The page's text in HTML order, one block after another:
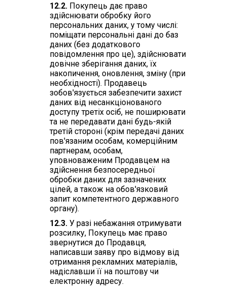
12.2. Покупець дає право
здійснювати обробку його
персональних даних, у тому числі:
поміщати персональні дані до баз
даних (без додаткового
повідомлення про це), здійснювати
довічне зберігання даних, їх
накопичення, оновлення, зміну (при
необхідності). Продавець
зобов'язується забезпечити захист
даних від несанкціонованого
доступу третіх осіб, не поширювати
та не передавати дані будь-якій
третій стороні (крім передачі даних
пов'язаним особам, комерційним
партнерам, особам,
уповноваженим Продавцем на
здійснення безпосередньої
обробки даних для зазначених
цілей, а також на обов'язковий
запит компетентного державного
органу).
12.3. У разі небажання отримувати
розсилку, Покупець має право
звернутися до Продавця,
написавши заяву про відмову від
отримання рекламних матеріалів,
надіславши її на поштову чи
електронну адресу.